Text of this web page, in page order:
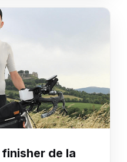
de la